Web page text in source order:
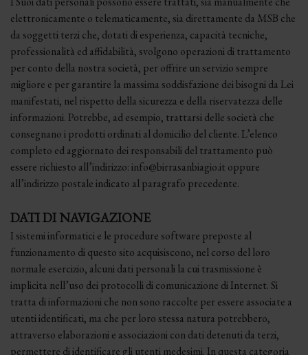
elettronicamente o telematicamente, sia direttamente da MSB che
da soggetti terzi che, dotati di esperienza, capacità tecniche,
professionalità ed affidabilità, svolgono operazioni di trattamento
per conto della nostra società, per offrire un servizio sempre
migliore e per garantire la massima soddisfazione dei bisogni da Lei
manifestati, nel rispetto della sicurezza e della riservatezza delle
informazioni. Potrebbe, ad esempio, trattarsi delle società che
consegnano i prodotti ordinati al domicilio del cliente. L’elenco
completo ed aggiornato dei responsabili del trattamento può
essere richiesto all’indirizzo: info@birrasanbiagio.it oppure
all’indirizzo postale indicato al paragrafo precedente.
DATI DI NAVIGAZIONE
I sistemi informatici e le procedure software preposte al
funzionamento di questo sito acquisiscono, nel corso del loro
normale esercizio, alcuni dati personali la cui trasmissione è
implicita nell’uso dei protocolli di comunicazione di Internet. Si
tratta di informazioni che non sono raccolte per essere associate a
utenti identificati, ma che per loro stessa natura potrebbero,
attraverso elaborazioni e associazioni con dati detenuti da terzi,
permettere di identificare gli utenti medesimi. In questa categoria